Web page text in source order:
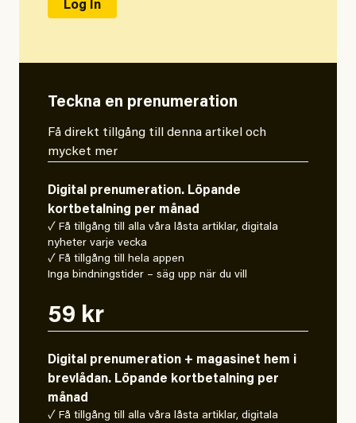
Teckna en prenumeration
Få direkt tillgång till denna artikel och
mycket mer
Digital prenumeration. Löpande
kortbetalning per månad
✓ Få tillgång till alla våra låsta artiklar, digitala
nyheter varje vecka
✓ Få tillgång till hela appen
Inga bindningstider – säg upp när du vill
59 kr
Digital prenumeration + magasinet hem i
brevlådan. Löpande kortbetalning per
månad
✓ Få tillgång till alla våra låsta artiklar, digitala